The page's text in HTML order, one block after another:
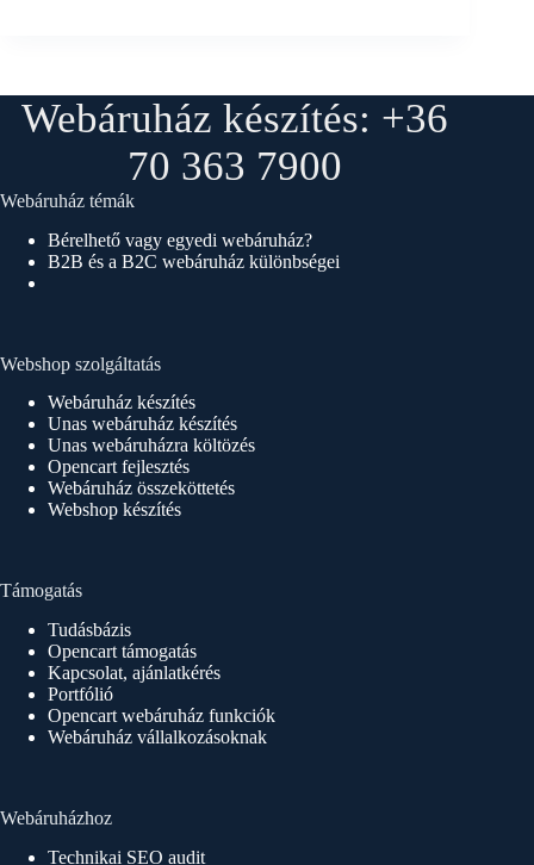
Webáruház készítés: +36
70 363 7900
Webáruház témák
Bérelhető vagy egyedi webáruház?
B2B és a B2C webáruház különbségei
Webshop szolgáltatás
Webáruház készítés
Unas webáruház készítés
Unas webáruházra költözés
Opencart fejlesztés
Webáruház összeköttetés
Webshop készítés
Támogatás
Tudásbázis
Opencart támogatás
Kapcsolat, ajánlatkérés
Portfólió
Opencart webáruház funkciók
Webáruház vállalkozásoknak
Webáruházhoz
Technikai SEO audit